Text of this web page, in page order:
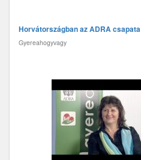
Horvátországban az ADRA csapata
Gyereahogyvagy